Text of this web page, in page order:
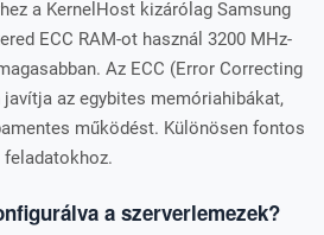
a KernelHost kizárólag Samsung
ECC RAM-ot használ 3200 MHz-
Az ECC (Error Correcting
az egybites memóriahibákat,
működést. Különösen fontos
a szerverlemezek?